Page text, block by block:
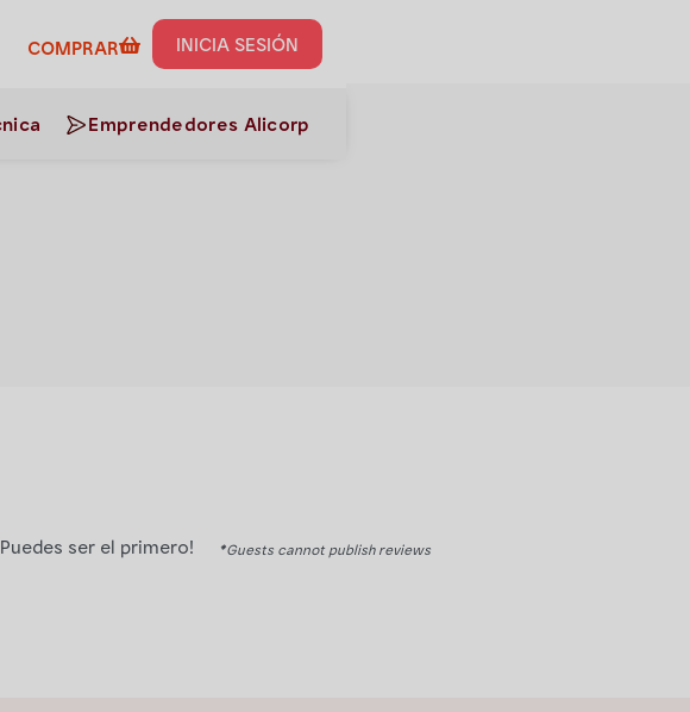
COMPRAR INICIA SESIÓN
Emprendedores Alicorp
ser el primero! *Guests cannot publish reviews